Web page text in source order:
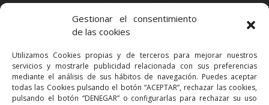
Gestionar el consentimiento
de las cookies
Utilizamos Cookies propias y de terceros para mejorar nuestros
servicios y mostrarle publicidad relacionada con sus preferencias
mediante el análisis de sus hábitos de navegación. Puedes aceptar
todas las Cookies pulsando el botón “ACEPTAR”, rechazar las cookies,
pulsando el botón “DENEGAR” o configurarlas para rechazar su uso
Via Augusta 2 bis, 3º, 08006 Barcelona
bcn@bellavistalegal.eu
GRANOLLERS
C/ Sant Jaume, 16 1r, 08401 Granollers (Bcn)